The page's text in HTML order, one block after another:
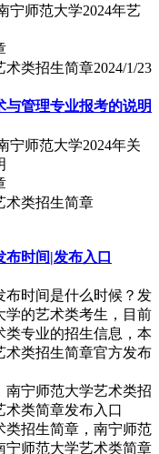
宁师范大学2024年艺
术类招生简章2024/1/23
与管理专业报考的说明
宁师范大学2024年关
术类招生简章
时间|发布入口
布时间是什么时候？发
学的艺术类考生，目前
类专业的招生信息，本
术类招生简章官方发布
类招生简章，南宁师范
宁师范大学艺术类简章